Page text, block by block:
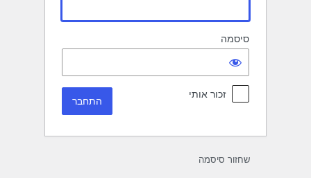
סיסמה
זכור אותי
שחזור סיסמה